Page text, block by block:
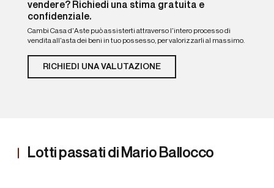
vendere? Richiedi una stima gratuita e
confidenziale.
Cambi Casa d'Aste può assisterti attraverso l'intero processo di
vendita all'asta dei beni in tuo possesso, per valorizzarli al massimo.
RICHIEDI UNA VALUTAZIONE
Lotti passati di Mario Ballocco